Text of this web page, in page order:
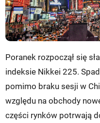
Poranek rozpoczął się
indeksie Nikkei 225.
pomimo braku sesji w
względu na obchody
części rynków potrwają